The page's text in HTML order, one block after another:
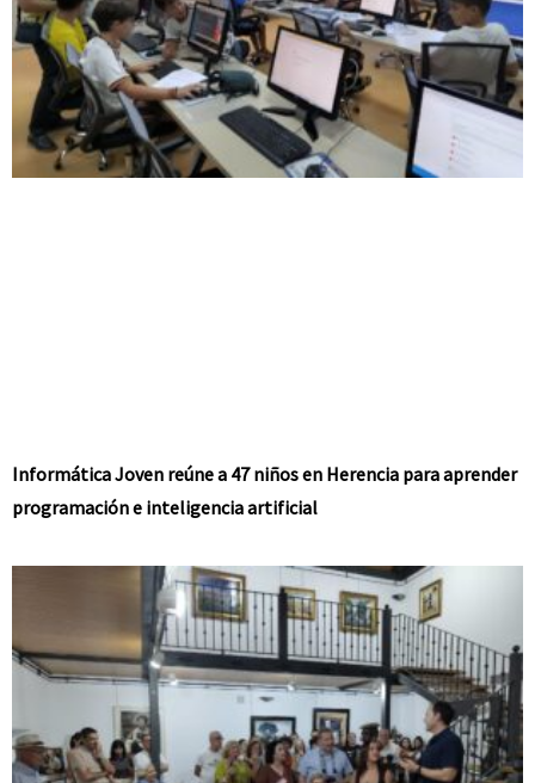
Informática Joven reúne a 47 niños en Herencia para aprender
programación e inteligencia artificial